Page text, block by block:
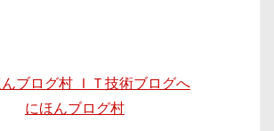
にほんブログ村